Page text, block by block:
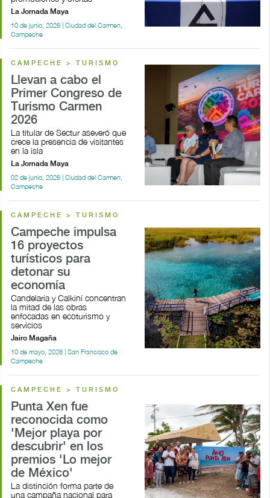
La Jornada Maya
10 de junio, 2026 | Ciudad del Carmen,
Campeche
CAMPECHE > TURISMO
Llevan a cabo el
Primer Congreso de
Turismo Carmen
2026
La titular de Sectur aseveró que
crece la presencia de visitantes
en la isla
La Jornada Maya
02 de junio, 2026 | Ciudad del Carmen,
Campeche
CAMPECHE > TURISMO
Campeche impulsa
16 proyectos
turísticos para
detonar su
economía
Candelaria y Calkiní concentran
la mitad de las obras
enfocadas en ecoturismo y
servicios
Jairo Magaña
10 de mayo, 2026 | San Francisco de
Campeche
CAMPECHE > TURISMO
Punta Xen fue
reconocida como
'Mejor playa por
descubrir' en los
premios 'Lo mejor
de México'
La distinción forma parte de
una campaña nacional para